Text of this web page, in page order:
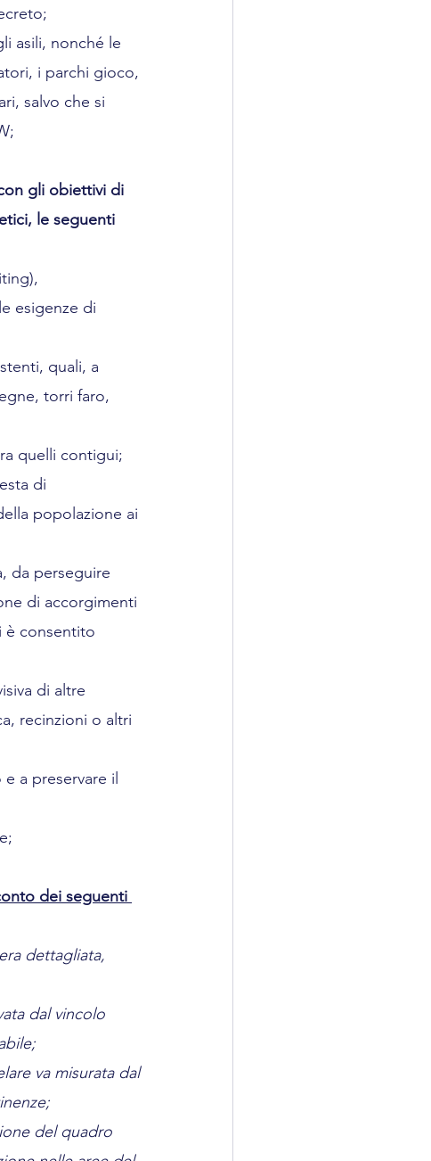
asili, nonché le
i parchi gioco,
salvo che si
gli obiettivi di
le seguenti
esigenze di
quali, a
torri faro,
quelli contigui;
di
popolazione ai
da perseguire
di accorgimenti
è consentito
di altre
recinzioni o altri
a preservare il
dei seguenti
dettagliata,
dal vincolo
va misurata dal
del quadro